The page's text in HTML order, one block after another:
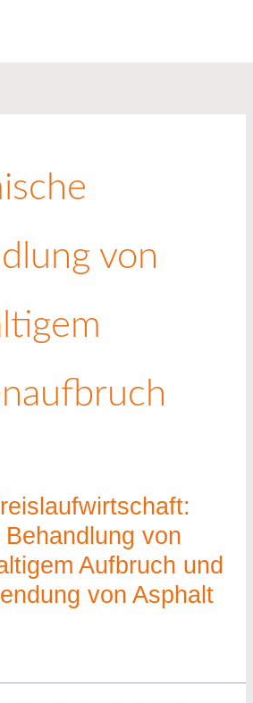
von
von
Aufbruch und
von Asphalt